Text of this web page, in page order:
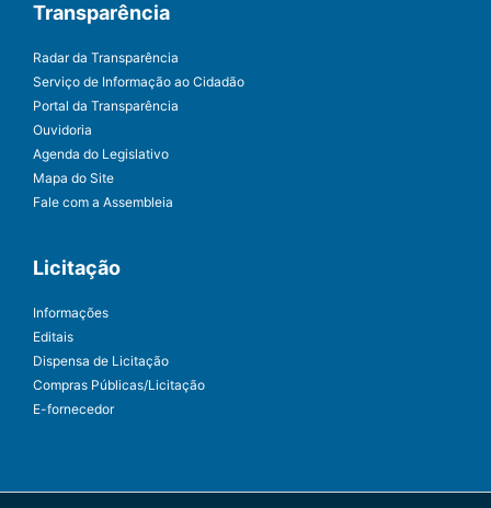
Transparência
Radar da Transparência
Serviço de Informação ao Cidadão
Portal da Transparência
Ouvidoria
Agenda do Legislativo
Mapa do Site
Fale com a Assembleia
Licitação
Informações
Editais
Dispensa de Licitação
Compras Públicas/Licitação
E-fornecedor